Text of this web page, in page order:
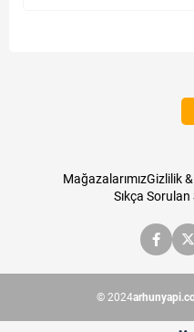
MağazalarımızGizlilik
Sıkça
© 2024